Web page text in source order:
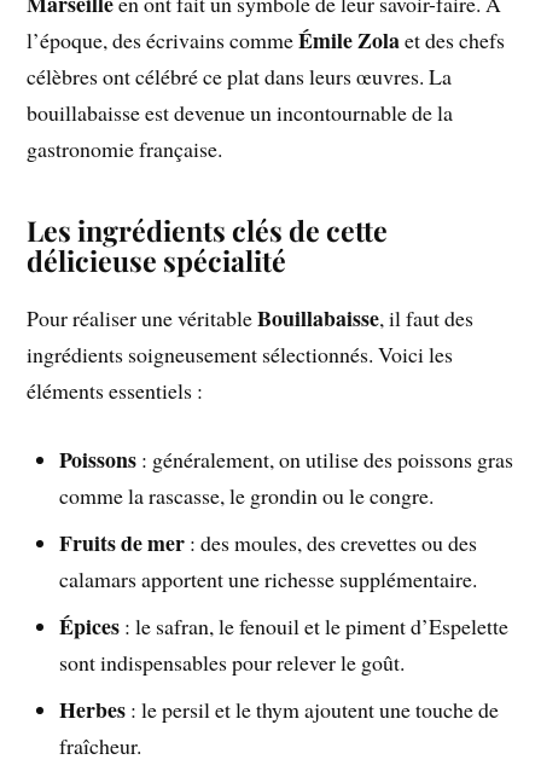
l’époque, des écrivains commeÉmile Zolaet des chefs
célèbres ont célébré ce plat dans leurs œuvres. La
bouillabaisse est devenue un incontournable de la
gastronomie française.
Les ingrédients clés de cette
délicieuse spécialité
Pour réaliser une véritableBouillabaisse, il faut des
ingrédients soigneusement sélectionnés. Voici les
éléments essentiels :
Poissons : généralement, on utilise des poissons gras
comme la rascasse, le grondin ou le congre.
Fruits de mer : des moules, des crevettes ou des
calamars apportent une richesse supplémentaire.
Épices : le safran, le fenouil et le piment d’Espelette
sont indispensables pour relever le goût.
Herbes : le persil et le thym ajoutent une touche de
fraîcheur.